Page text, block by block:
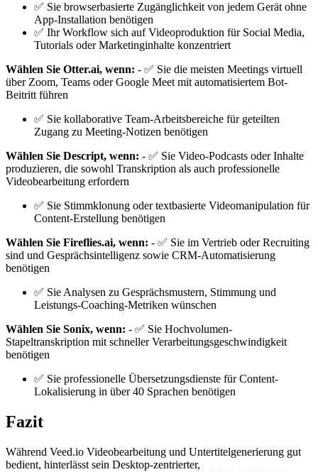
✅ Sie browserbasierte Zugänglichkeit von jedem Gerät ohne
App-Installation benötigen
✅ Ihr Workflow sich auf Videoproduktion für Social Media,
Tutorials oder Marketinginhalte konzentriert
Wählen Sie Otter.ai, wenn: - ✅ Sie die meisten Meetings virtuell
über Zoom, Teams oder Google Meet mit automatisiertem Bot-
Beitritt führen
✅ Sie kollaborative Team-Arbeitsbereiche für geteilten
Zugang zu Meeting-Notizen benötigen
Wählen Sie Descript, wenn: - ✅ Sie Video-Podcasts oder Inhalte
produzieren, die sowohl Transkription als auch professionelle
Videobearbeitung erfordern
✅ Sie Stimmklonung oder textbasierte Videomanipulation für
Content-Erstellung benötigen
Wählen Sie Fireflies.ai, wenn: - ✅ Sie im Vertrieb oder Recruiting
sind und Gesprächsintelligenz sowie CRM-Automatisierung
benötigen
✅ Sie Analysen zu Gesprächsmustern, Stimmung und
Leistungs-Coaching-Metriken wünschen
Wählen Sie Sonix, wenn: - ✅ Sie Hochvolumen-
Stapeltranskription mit schneller Verarbeitungsgeschwindigkeit
benötigen
✅ Sie professionelle Übersetzungsdienste für Content-
Lokalisierung in über 40 Sprachen benötigen
Fazit
Während Veed.io Videobearbeitung und Untertitelgenerierung gut
bedient, hinterlässt sein Desktop-zentrierter,